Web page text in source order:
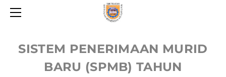
SISTEM PENERIMAAN MURID
BARU (SPMB) TAHUN
HOME